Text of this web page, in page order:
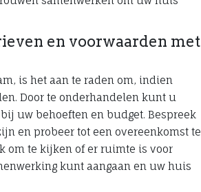
en voorwaarden met
is het aan te raden om, indien
Door te onderhandelen kunt u
uw behoeften en budget. Bespreek
en probeer tot een overeenkomst te
om te kijken of er ruimte is voor
kunt aangaan en uw huis